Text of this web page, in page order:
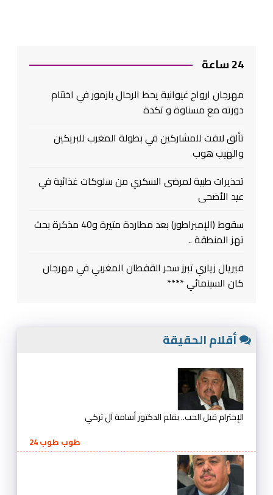
24 ساعة
مهرجان ارواح غيوانية يحط الرحال بازمور في اختتام
دورته مع مسناوة و تكدة
تألق لافت للمشاركين في بطولة المغرب للبريكين
والهيب هوب
تحذيرات طبية لمرضى السكري من سلوكات غذائية في
عيد الأضحى
سقوط (الإمبراطور) بعد مطاردة متيرة و40 مذكرة بحث
تهز المنطقة ..
فيريال زياري تبرز سحر القفطان المغربي في مهرجان
كان السينمائي ****
أقلام الحقيقة
الإحترام قبل الحب.. بقلم الدكتور أسامة آل تركي
طوب طوب 24